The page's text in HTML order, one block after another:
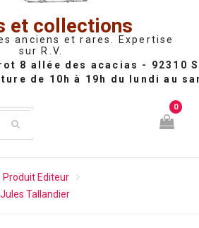
et collections
anciens et rares. Expertise
sur R.V.
0
Produit Editeur
Tallandier